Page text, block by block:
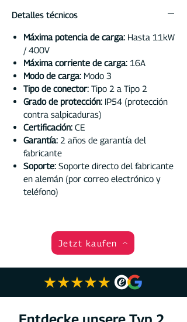
Detalles técnicos
Máxima potencia de carga: Hasta 11kW
/ 400V
Máxima corriente de carga: 16A
Modo de carga: Modo 3
Tipo de conector: Tipo 2 a Tipo 2
Grado de protección: IP54 (protección
contra salpicaduras)
Certificación: CE
Garantía: 2 años de garantía del
fabricante
Soporte: Soporte directo del fabricante
en alemán (por correo electrónico y
teléfono)
Jetzt kaufen